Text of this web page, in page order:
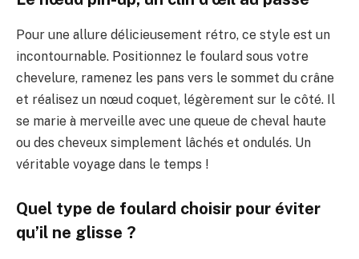
Pour une allure délicieusement rétro, ce style est un
incontournable. Positionnez le foulard sous votre
chevelure, ramenez les pans vers le sommet du crâne
et réalisez un nœud coquet, légèrement sur le côté. Il
se marie à merveille avec une queue de cheval haute
ou des cheveux simplement lâchés et ondulés. Un
véritable voyage dans le temps !
Quel type de foulard choisir pour éviter
qu’il ne glisse ?